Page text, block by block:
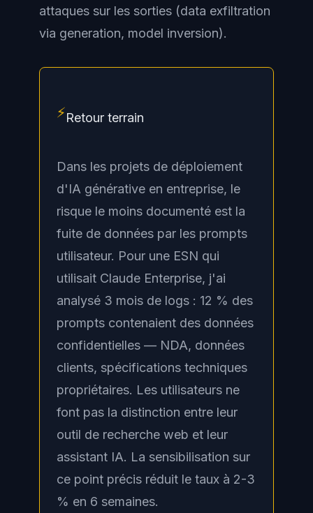
attaques sur les sorties (data exfiltration
via generation, model inversion).
⚡Retour terrain
Dans les projets de déploiement
d'IA générative en entreprise, le
risque le moins documenté est la
fuite de données par les prompts
utilisateur. Pour une ESN qui
utilisait Claude Enterprise, j'ai
analysé 3 mois de logs : 12 % des
prompts contenaient des données
confidentielles — NDA, données
clients, spécifications techniques
propriétaires. Les utilisateurs ne
font pas la distinction entre leur
outil de recherche web et leur
assistant IA. La sensibilisation sur
ce point précis réduit le taux à 2-3
% en 6 semaines.